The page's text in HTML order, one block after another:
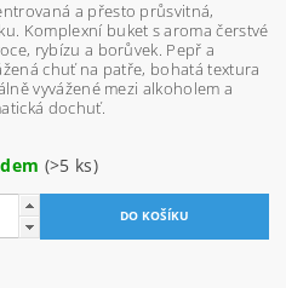
a přesto průsvitná,
Komplexní buket s aroma čerstvé
rybízu a borůvek. Pepř a
chuť na patře, bohatá textura
vyvážené mezi alkoholem a
dochuť.
(>5 ks)